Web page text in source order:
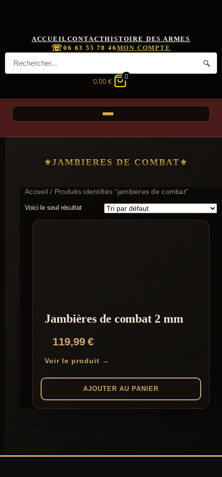
ACCUEIL CONTACTHISTOIRE DES ARMES
☏06 63 55 78 46 MON COMPTE
0,00 €
0
JAMBIERES DE COMBAT
Accueil/ Produits identifiés “jambieres de combat”
Voici le seul résultat
Jambières de combat 2 mm
119,99€
Voir le produit →
AJOUTER AU PANIER